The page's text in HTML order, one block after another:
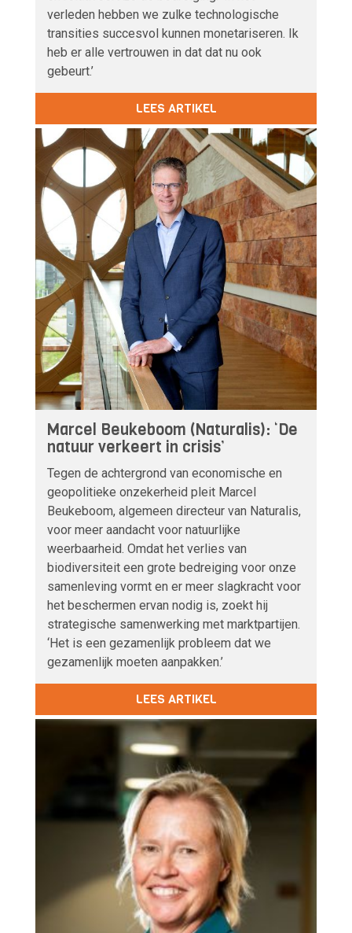
verleden hebben we zulke technologische
transities succesvol kunnen monetariseren. Ik
heb er alle vertrouwen in dat dat nu ook
gebeurt.’
LEES ARTIKEL
Marcel Beukeboom (Naturalis): ‘De
natuur verkeert in crisis’
Tegen de achtergrond van economische en
geopolitieke onzekerheid pleit Marcel
Beukeboom, algemeen directeur van Naturalis,
voor meer aandacht voor natuurlijke
weerbaarheid. Omdat het verlies van
biodiversiteit een grote bedreiging voor onze
samenleving vormt en er meer slagkracht voor
het beschermen ervan nodig is, zoekt hij
strategische samenwerking met marktpartijen.
‘Het is een gezamenlijk probleem dat we
gezamenlijk moeten aanpakken.’
LEES ARTIKEL